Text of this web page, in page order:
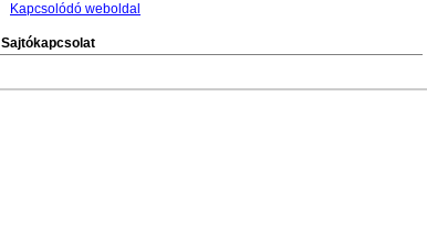
Kapcsolódó weboldal
Sajtókapcsolat